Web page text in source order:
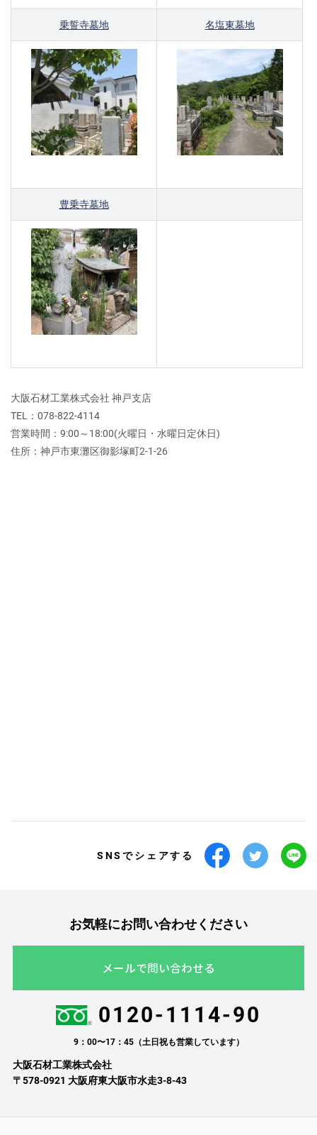
乗誓寺墓地 名塩東墓地
豊乗寺墓地
大阪石材工業株式会社 神戸支店
TEL：078-822-4114
営業時間：9:00～18:00(火曜日・水曜日定休日)
住所：神戸市東灘区御影塚町2‐1‐26
SNSでシェアする
お気軽にお問い合わせください
メールで問い合わせる
0120-1114-90
9：00〜17：45（土日祝も営業しています）
大阪石材工業株式会社
〒578-0921 大阪府東大阪市水走3-8-43